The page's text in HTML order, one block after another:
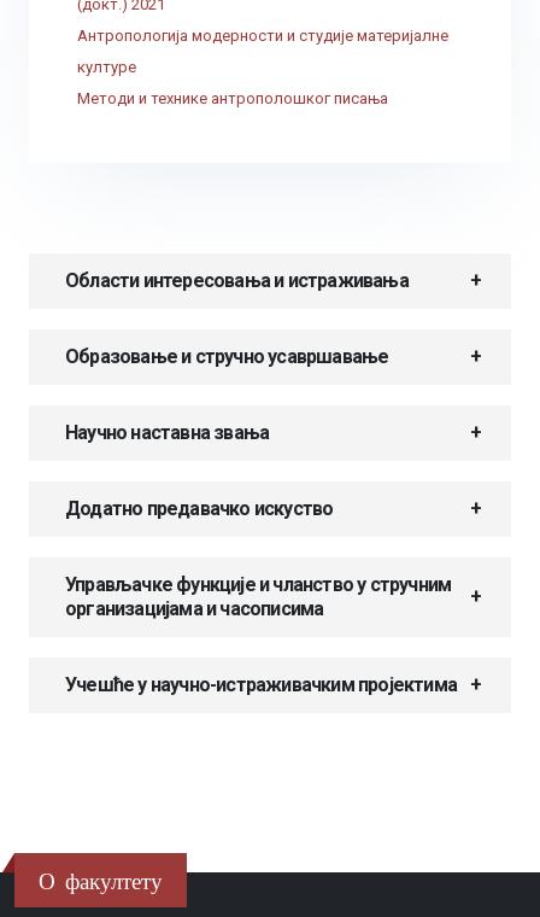
(докт.) 2021
Антропологија модерности и студије материјалне
културе
Методи и технике антрополошког писања
Области интересовања и истраживања
Образовање и стручно усавршавање
Научно наставна звања
Додатно предавачко искуство
Управљачке функције и чланство у стручним
организацијама и часописима
Учешће у научно-истраживачким пројектима
О факултету